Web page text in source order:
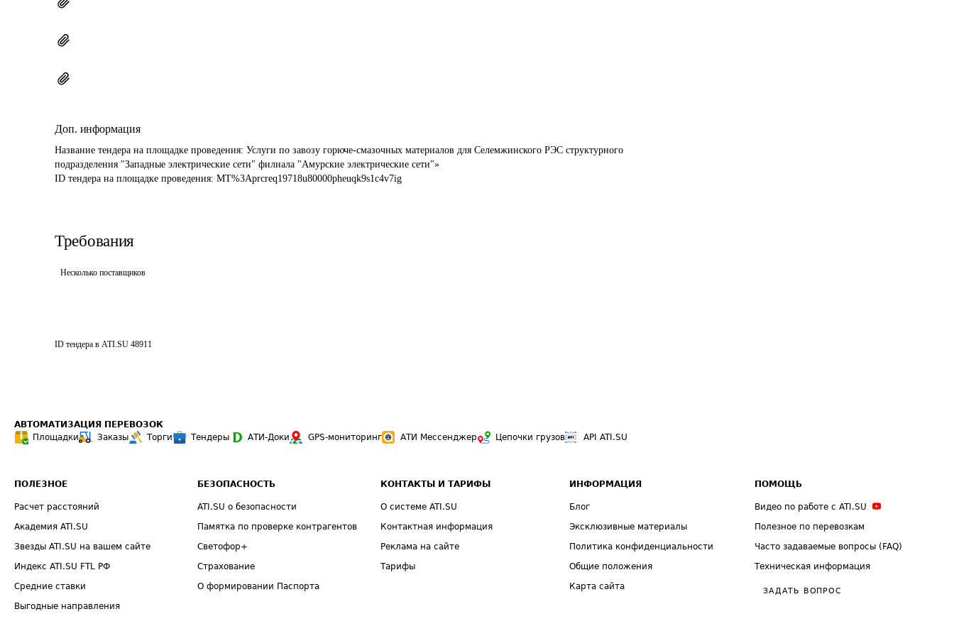
Доп. информация
Название тендера на площадке проведения: Услуги по завозу горюче-смазочных материалов для Селемжинского РЭС структурного
подразделения "Западные электрические сети" филиала "Амурские электрические сети"»
ID тендера на площадке проведения: MT%3Aprcreq19718u80000pheuqk9s1c4v7ig
Требования
Несколько поставщиков
ID тендера в ATI.SU 48911
АВТОМАТИЗАЦИЯ ПЕРЕВОЗОК
Площадки
Заказы Торги Тендеры АТИ-Доки GPS-мониторинг АТИ Мессенджер Цепочки грузов API ATI.SU
ПОЛЕЗНОЕ
Расчет расстояний
Академия ATI.SU
Звезды ATI.SU на вашем сайте
Индекс ATI.SU FTL РФ
Средние ставки
Выгодные направления
БЕЗОПАСНОСТЬ
ATI.SU о безопасности
Памятка по проверке контрагентов
Светофор+
Страхование
О формировании Паспорта
КОНТАКТЫ И ТАРИФЫ
О системе ATI.SU
Контактная информация
Реклама на сайте
Тарифы
ИНФОРМАЦИЯ
Блог
Эксклюзивные материалы
Политика конфиденциальности
Общие положения
Карта сайта
ПОМОЩЬ
Видео по работе с ATI.SU
Полезное по перевозкам
Часто задаваемые вопросы (FAQ)
Техническая информация
ЗАДАТЬ ВОПРОС